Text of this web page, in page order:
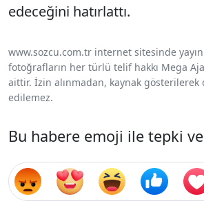
edeceğini hatırlattı.
www.sozcu.com.tr internet sitesinde
fotoğrafların her türlü telif hakkı Mega
aittir. İzin alınmadan, kaynak gösterilerek
edilemez.
Bu habere emoji ile tepki